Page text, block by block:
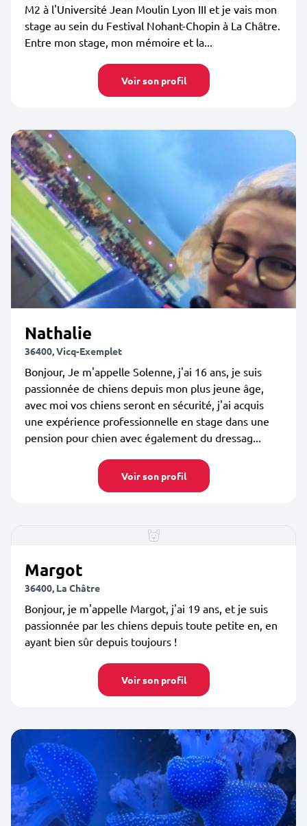
M2 à l'Université Jean Moulin Lyon III et je vais mon
stage au sein du Festival Nohant-Chopin à La Châtre.
Entre mon stage, mon mémoire et la...
Voir son profil
Nathalie
36400, Vicq-Exemplet
Bonjour, Je m'appelle Solenne, j'ai 16 ans, je suis
passionnée de chiens depuis mon plus jeune âge,
avec moi vos chiens seront en sécurité, j'ai acquis
une expérience professionnelle en stage dans une
pension pour chien avec également du dressag...
Voir son profil
Margot
36400, La Châtre
Bonjour, je m'appelle Margot, j'ai 19 ans, et je suis
passionnée par les chiens depuis toute petite en, en
ayant bien sûr depuis toujours !
Voir son profil